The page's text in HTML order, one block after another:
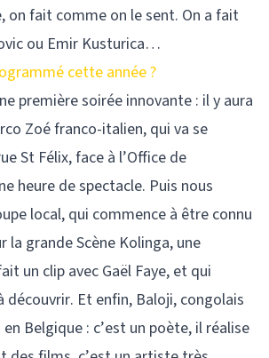
on fait comme on le sent. On a fait
ou Emir Kusturica…
cette année ?
première soirée innovante : il y aura
Zoé franco-italien, qui va se
St Félix, face à l’Office de
heure de spectacle. Puis nous
local, qui commence à être connu
la grande Scène Kolinga, une
un clip avec Gaël Faye, et qui
Et enfin, Baloji, congolais
Belgique : c’est un poète, il réalise